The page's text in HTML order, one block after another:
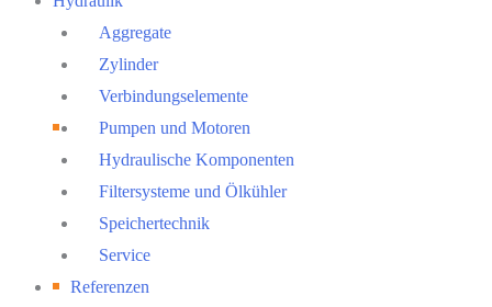
Aggregate
Zylinder
Verbindungselemente
Pumpen und Motoren
Hydraulische Komponenten
Filtersysteme und Ölkühler
Speichertechnik
Service
Referenzen